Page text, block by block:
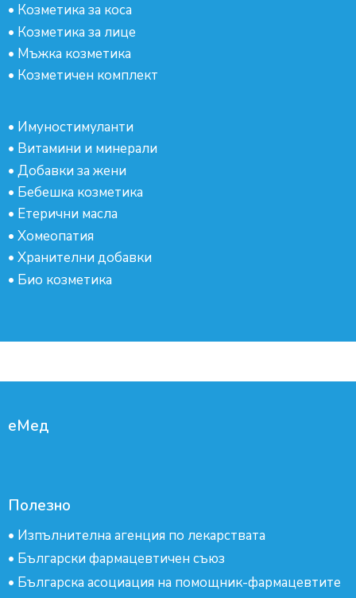
• Козметика за коса
• Козметика за лице
• Мъжка козметика
• Козметичен комплект
• Имуностимуланти
• Витамини и минерали
• Добавки за жени
• Бебешка козметика
• Етерични масла
• Хомеопатия
• Хранителни добавки
• Био козметика
еМед
Полезно
• Изпълнителна агенция по лекарствата
• Български фармацевтичен съюз
• Българска асоциация на помощник-фармацевтите